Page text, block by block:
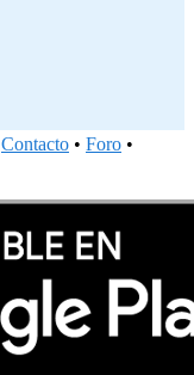
Contacto • Foro •